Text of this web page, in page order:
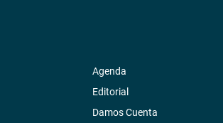
Agenda
Editorial
Damos Cuenta